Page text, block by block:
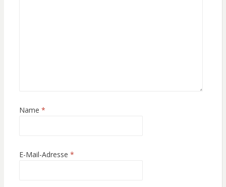
Name *
E-Mail-Adresse *